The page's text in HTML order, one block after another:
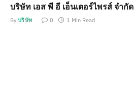
บริษัท เอส พี อี เอ็นเตอร์ไพรส์ จำกัด
By บริษัท 0 1 Min Read